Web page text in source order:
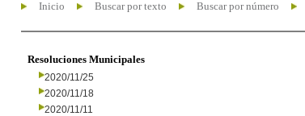
Inicio Buscar por texto Buscar por número
Resoluciones Municipales
2020/11/25
2020/11/18
2020/11/11